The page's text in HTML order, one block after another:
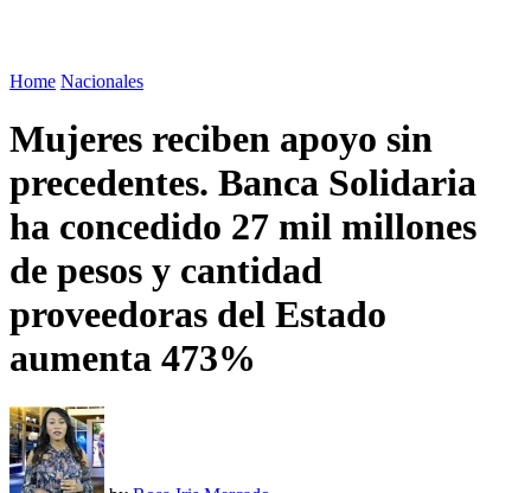
Home Nacionales
Mujeres reciben apoyo sin
precedentes. Banca Solidaria
ha concedido 27 mil millones
de pesos y cantidad
proveedoras del Estado
aumenta 473%